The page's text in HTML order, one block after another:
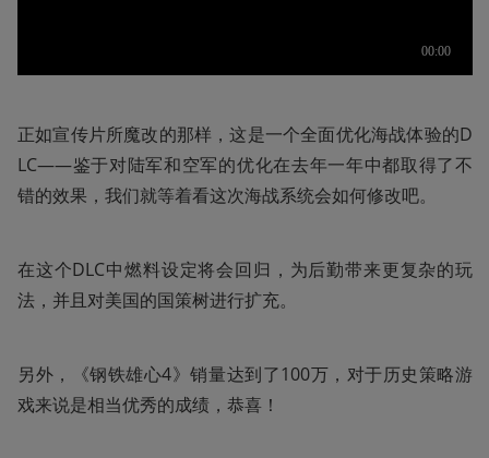
正如宣传片所魔改的那样，这是一个全面优化海战体验的D
LC——鉴于对陆军和空军的优化在去年一年中都取得了不
错的效果，我们就等着看这次海战系统会如何修改吧。
在这个DLC中燃料设定将会回归，为后勤带来更复杂的玩
法，并且对美国的国策树进行扩充。
另外，《钢铁雄心4》销量达到了100万，对于历史策略游
戏来说是相当优秀的成绩，恭喜！